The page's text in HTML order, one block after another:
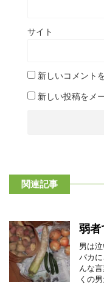
サイト
新しいコメント
新しい投稿をメ
関連記事
弱者
男は
バカ
んな
くの